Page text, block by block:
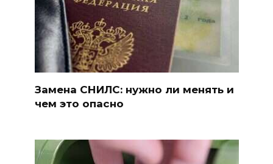
Замена СНИЛС: нужно ли менять и
чем это опасно